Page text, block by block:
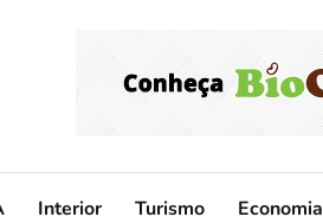
Interior Turismo Economia